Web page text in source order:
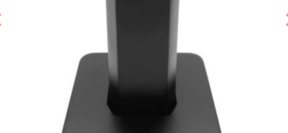
слайд